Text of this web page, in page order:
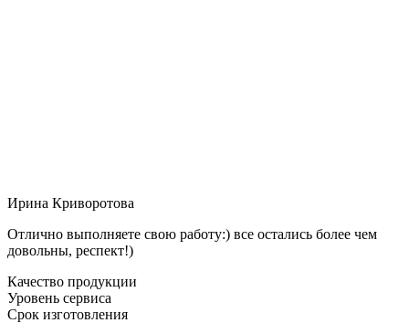
Ирина Криворотова
Отлично выполняете свою работу:) все остались более чем
довольны, респект!)
Качество продукции
Уровень сервиса
Срок изготовления